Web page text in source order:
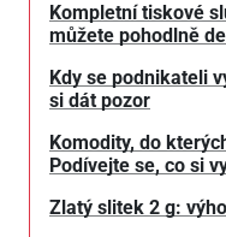
Kompletní tiskové
můžete pohodlně
Kdy se podnikateli
si dát pozor
Komodity, do
Podívejte se, co si
Zlatý slitek 2 g: